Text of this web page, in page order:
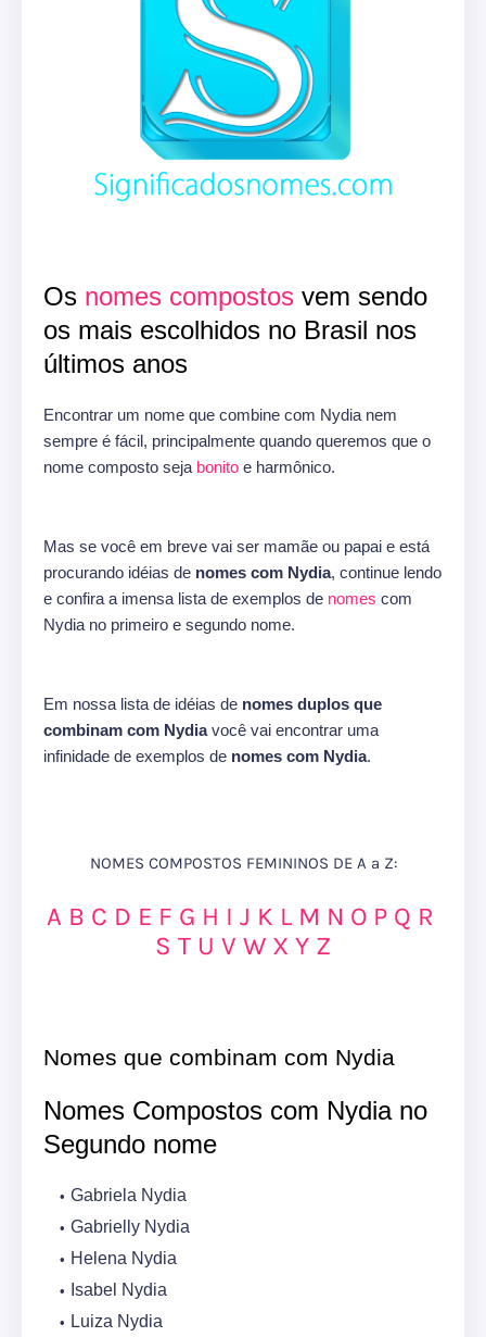
Os nomes compostos vem sendo
os mais escolhidos no Brasil nos
últimos anos
Encontrar um nome que combine com Nydia nem
sempre é fácil, principalmente quando queremos que o
nome composto seja bonito e harmônico.
Mas se você em breve vai ser mamãe ou papai e está
procurando idéias de nomes com Nydia, continue lendo
e confira a imensa lista de exemplos de nomes com
Nydia no primeiro e segundo nome.
Em nossa lista de idéias de nomes duplos que
combinam com Nydiavocê vai encontrar uma
infinidade de exemplos de nomes com Nydia.
NOMES COMPOSTOS FEMININOS DE A a Z:
A B C D E F G H I J K L M N O P Q R
S T U V W X Y Z
Nomes que combinam com Nydia
Nomes Compostos com Nydia no
Segundo nome
Gabriela Nydia
Gabrielly Nydia
Helena Nydia
Isabel Nydia
Luiza Nydia